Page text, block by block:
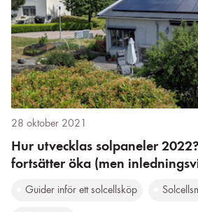
28 oktober 2021
Hur utvecklas solpaneler
fortsätter öka (men
Guider inför ett solcellsköp